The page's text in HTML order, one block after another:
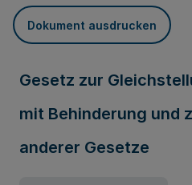
Dokument ausdrucken
Gesetz zur
mit Behinderung und
anderer Gesetze